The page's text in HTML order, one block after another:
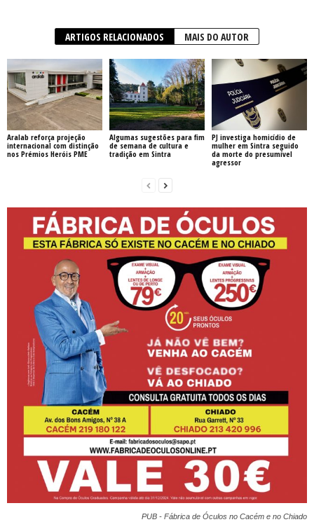
ARTIGOS RELACIONADOS MAIS DO AUTOR
Aralab reforça projeção
internacional com distinção
nos Prémios Heróis PME
Algumas sugestões para fim
de semana de cultura e
tradição em Sintra
PJ investiga homicídio de
mulher em Sintra seguido
da morte do presumível
agressor
PUB - Fábrica de Óculos no Cacém e no Chiado